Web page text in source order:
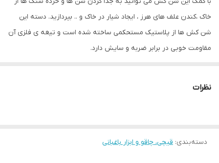
رنگ آبی
خاک ،کندن علف های هرز ، ایجاد شیار در خاک و .. بپردازید. دسته این
شن کش ها از پلاستیک مستحکمی ساخته شده است و تیغه ی فلزی آن
مقاومت خوبی در برابر ضربه و سایش دارد.
نظرات
دسته‌بندی: قیچی‌، چاقو و ابزار باغبانی